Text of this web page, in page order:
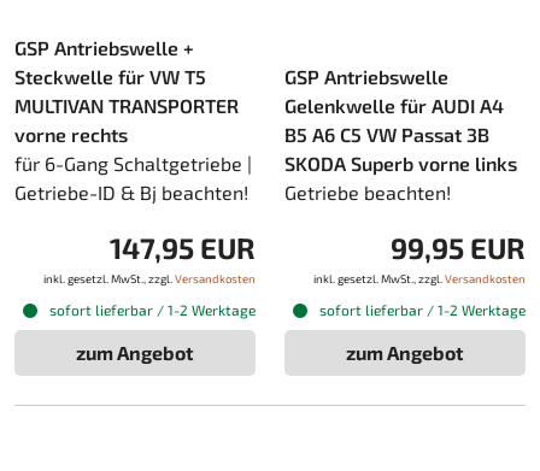
GSP Antriebswelle +
Steckwelle für VW T5
MULTIVAN TRANSPORTER
vorne rechts
für 6-Gang Schaltgetriebe |
Getriebe-ID & Bj beachten!
147,95 EUR
inkl. gesetzl. MwSt., zzgl. Versandkosten
sofort lieferbar / 1-2 Werktage
zum Angebot
GSP Antriebswelle
Gelenkwelle für AUDI A4
B5 A6 C5 VW Passat 3B
SKODA Superb vorne links
Getriebe beachten!
99,95 EUR
inkl. gesetzl. MwSt., zzgl. Versandkosten
sofort lieferbar / 1-2 Werktage
zum Angebot